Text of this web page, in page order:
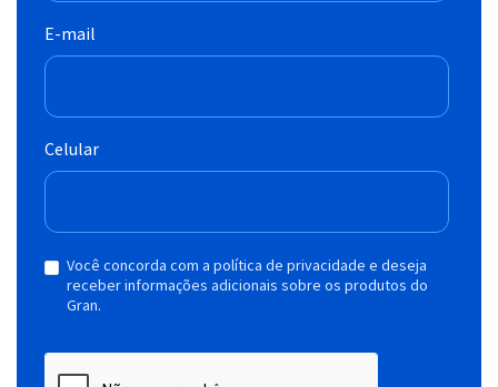
E-mail
Celular
Você concorda com a política de privacidade e deseja
receber informações adicionais sobre os produtos do
Gran.